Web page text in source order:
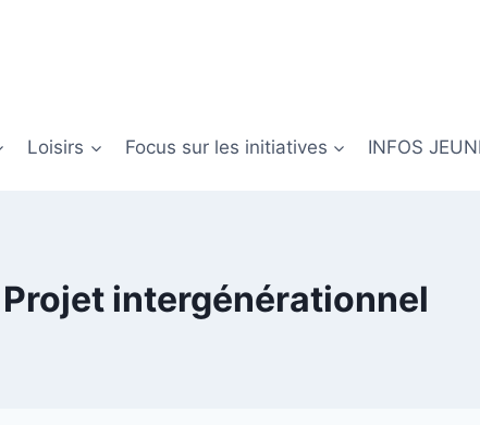
Loisirs Focus sur les initiatives INFOS
Projet intergénérationnel